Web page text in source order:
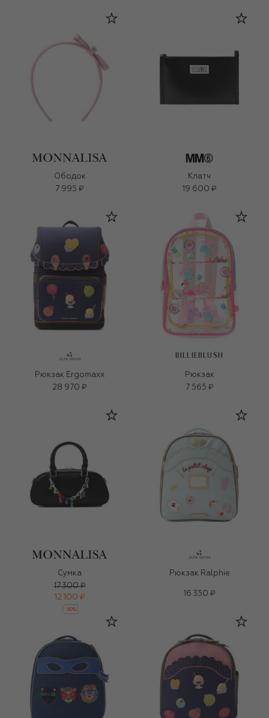
Ободок
7 995 ₽
Клатч
19 600 ₽
Рюкзак Ergomaxx
28 970 ₽
BILLIEBLUSH
Рюкзак
7 565 ₽
Сумка
17 300 ₽
12 100 ₽
-30%
Рюкзак Ralphie
16 350 ₽